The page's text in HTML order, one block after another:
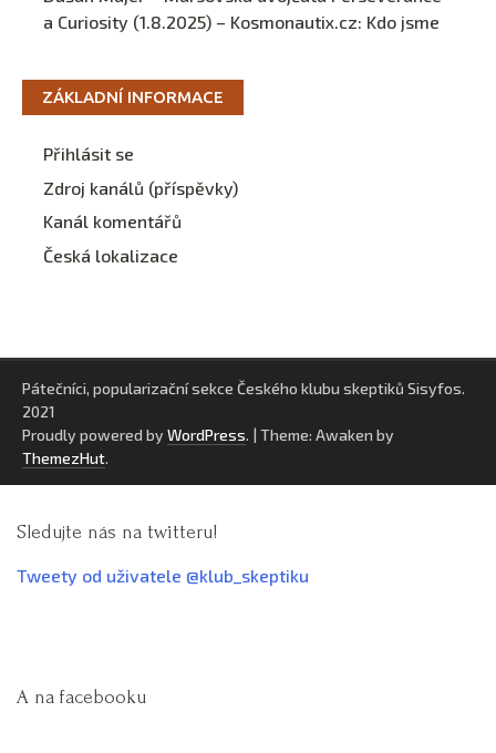
a Curiosity (1.8.2025) – Kosmonautix.cz: Kdo jsme
ZÁKLADNÍ INFORMACE
Přihlásit se
Zdroj kanálů (příspěvky)
Kanál komentářů
Česká lokalizace
Pátečníci, popularizační sekce Českého klubu skeptiků Sisyfos.
2021
Proudly powered by WordPress. | Theme: Awaken by
ThemezHut.
Sledujte nás na twitteru!
Tweety od uživatele @klub_skeptiku
A na facebooku